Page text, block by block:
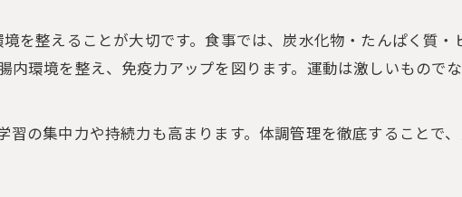
を整えることが大切です。食事では、炭水化物・たんぱく質・
環境を整え、免疫力アップを図ります。運動は激しいもので
の集中力や持続力も高まります。体調管理を徹底することで